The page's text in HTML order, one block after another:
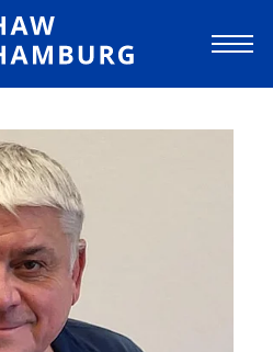
University of Applied